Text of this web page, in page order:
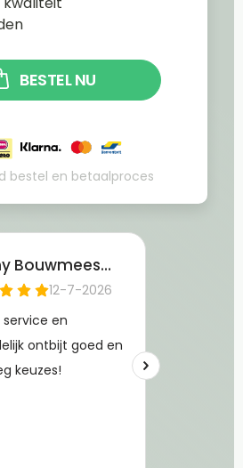
BESTEL NU
bestel en betaalproces